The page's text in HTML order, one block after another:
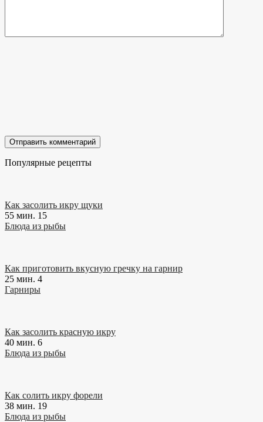
Популярные рецепты
Как засолить икру щуки
55 мин. 15
Блюда из рыбы
Как приготовить вкусную гречку на гарнир
25 мин. 4
Гарниры
Как засолить красную икру
40 мин. 6
Блюда из рыбы
Как солить икру форели
38 мин. 19
Блюда из рыбы